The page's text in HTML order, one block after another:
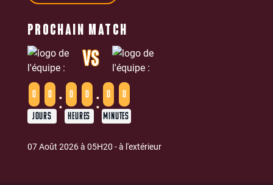
PROCHAIN MATCH
0 0
JOURS
: 0 0
HEURES
: 0 0
MINUTES
VS
07 Août 2026 à 05H20 - à l'extérieur